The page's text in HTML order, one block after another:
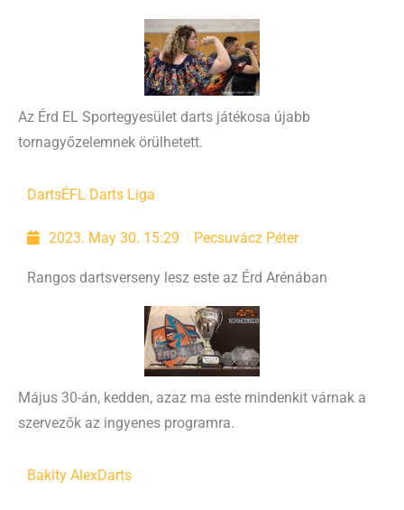
Az Érd EL Sportegyesület darts játékosa újabb
tornagyőzelemnek örülhetett.
DartsÉFL Darts Liga
2023. May 30. 15:29 Pecsuvácz Péter
Rangos dartsverseny lesz este az Érd Arénában
Május 30-án, kedden, azaz ma este mindenkit várnak a
szervezők az ingyenes programra.
Bakity AlexDarts